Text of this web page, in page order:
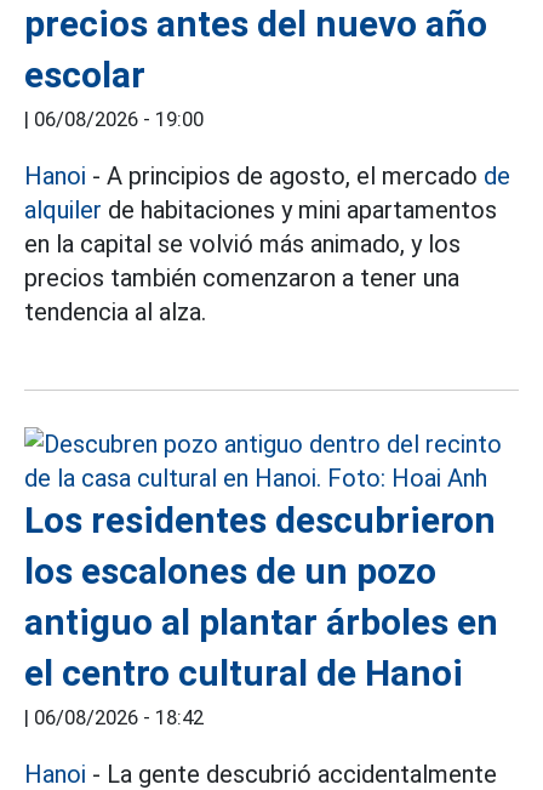
precios antes del nuevo año
escolar
| 06/08/2026 - 19:00
Hanoi - A principios de agosto, el mercado de
alquiler de habitaciones y mini apartamentos
en la capital se volvió más animado, y los
precios también comenzaron a tener una
tendencia al alza.
Los residentes descubrieron
los escalones de un pozo
antiguo al plantar árboles en
el centro cultural de Hanoi
| 06/08/2026 - 18:42
Hanoi - La gente descubrió accidentalmente